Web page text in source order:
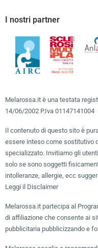
I nostri partner
Melarossa.it è una testata
14/06/2002 P.Iva 01147141004
Il contenuto di questo sito è
essere inteso come sostitutivo
specializzato. Invitiamo gli
solo se sono soggetti
intolleranze, allergie, ecc
Leggi il Disclaimer
Melarossa.it partecipa al
di affiliazione che consente ai
pubblicitaria pubblicizzando e